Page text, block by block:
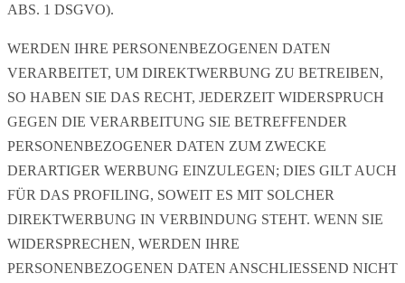
ABS. 1 DSGVO).
WERDEN IHRE PERSONENBEZOGENEN DATEN
VERARBEITET, UM DIREKTWERBUNG ZU BETREIBEN,
SO HABEN SIE DAS RECHT, JEDERZEIT WIDERSPRUCH
GEGEN DIE VERARBEITUNG SIE BETREFFENDER
PERSONENBEZOGENER DATEN ZUM ZWECKE
DERARTIGER WERBUNG EINZULEGEN; DIES GILT AUCH
FÜR DAS PROFILING, SOWEIT ES MIT SOLCHER
DIREKTWERBUNG IN VERBINDUNG STEHT. WENN SIE
WIDERSPRECHEN, WERDEN IHRE
PERSONENBEZOGENEN DATEN ANSCHLIESSEND NICHT